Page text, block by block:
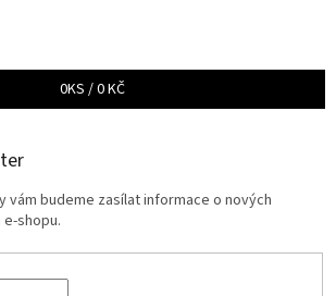
0KS /0 KČ
vám budeme zasílat informace o nových
shopu.